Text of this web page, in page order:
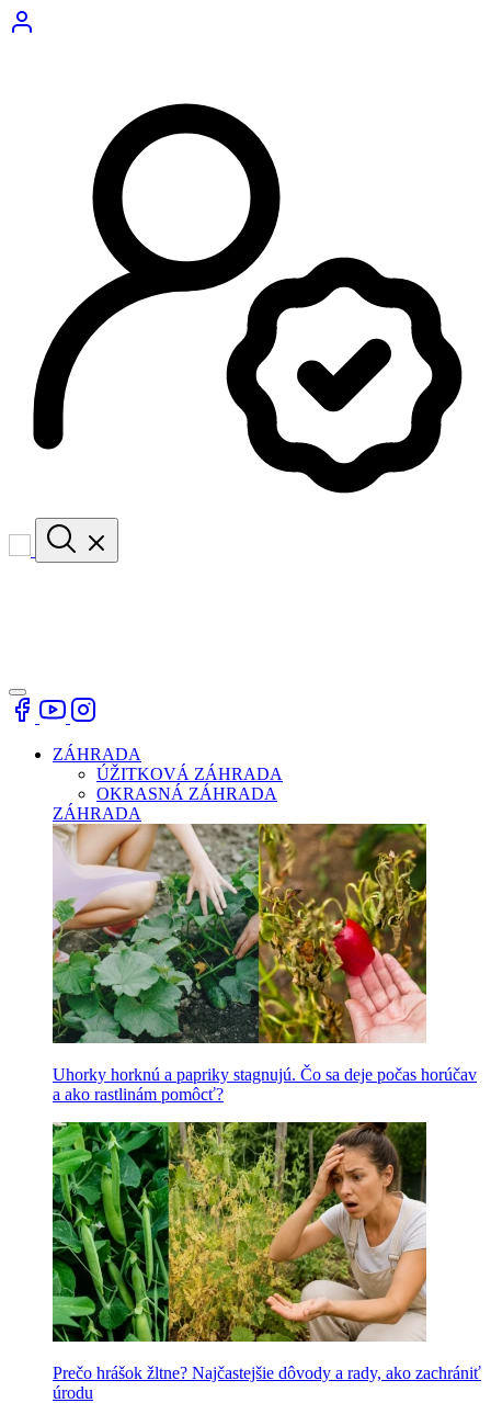
ZÁHRADA
ÚŽITKOVÁ ZÁHRADA
OKRASNÁ ZÁHRADA
ZÁHRADA
Uhorky horknú a papriky stagnujú. Čo sa deje počas horúčav
a ako rastlinám pomôcť?
Prečo hrášok žltne? Najčastejšie dôvody a rady, ako zachrániť
úrodu